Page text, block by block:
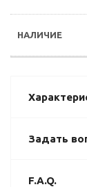
Задать
F.A.Q.